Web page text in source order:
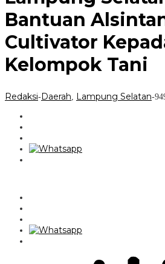
Bantuan
Cultivator
Kelompok Tani
Redaksi-Daerah Lampung Selatan-